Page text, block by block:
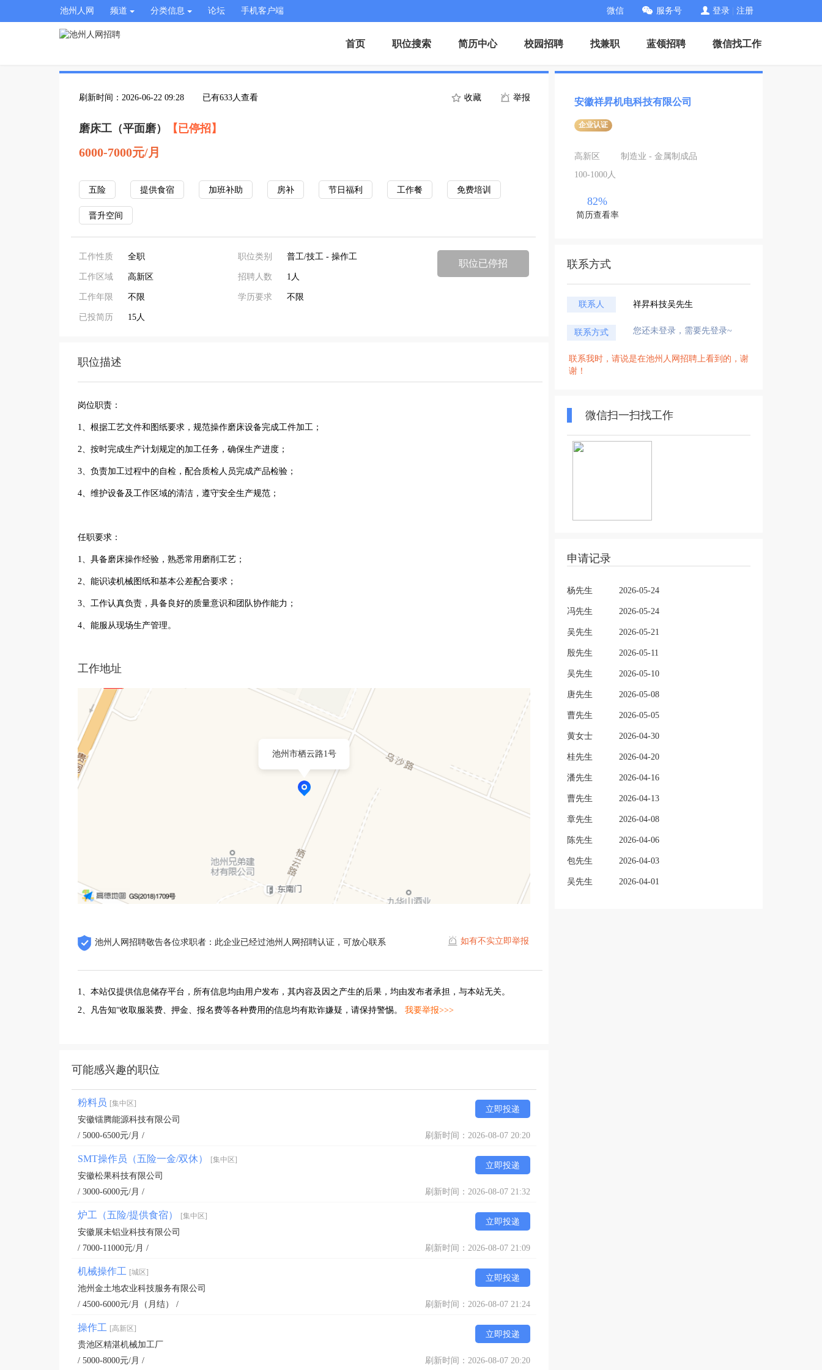
池州人网 频道 分类信息 论坛 手机客户端 微信 服务号 登录 注册
首页 职位搜索 简历中心 校园招聘 找兼职 蓝领招聘 微信找工作
刷新时间：2026-06-22 09:28 已有633人查看 收藏 举报
磨床工（平面磨） 【已停招】
6000-7000元/月
五险 提供食宿 加班补助 房补 节日福利 工作餐 免费培训
晋升空间
工作性质 全职
工作区域 高新区
工作年限 不限
已投简历 15人
职位类别 普工/技工 - 操作工
招聘人数 1人
学历要求 不限
职位已停招
职位描述
岗位职责：
1、根据工艺文件和图纸要求，规范操作磨床设备完成工件加工；
2、按时完成生产计划规定的加工任务，确保生产进度；
3、负责加工过程中的自检，配合质检人员完成产品检验；
4、维护设备及工作区域的清洁，遵守安全生产规范；
任职要求：
1、具备磨床操作经验，熟悉常用磨削工艺；
2、能识读机械图纸和基本公差配合要求；
3、工作认真负责，具备良好的质量意识和团队协作能力；
4、能服从现场生产管理。
工作地址
池州市栖云路1号
池州人网招聘敬告各位求职者：此企业已经过池州人网招聘认证，可放心联系 如有不实立即举报
1、本站仅提供信息储存平台，所有信息均由用户发布，其内容及因之产生的后果，均由发布者承担，与本站无关。
2、凡告知“收取服装费、押金、报名费等各种费用的信息均有欺诈嫌疑，请保持警惕。 我要举报>>>
可能感兴趣的职位
粉料员 [集中区]
立即投递
安徽镭腾能源科技有限公司
/ 5000-6500元/月 /
刷新时间：2026-08-07 20:20
SMT操作员（五险一金/双休） [集中区]
立即投递
安徽松果科技有限公司
/ 3000-6000元/月 /
刷新时间：2026-08-07 21:32
炉工（五险/提供食宿） [集中区]
立即投递
安徽展未铝业科技有限公司
/ 7000-11000元/月 /
刷新时间：2026-08-07 21:09
机械操作工 [城区]
立即投递
池州金土地农业科技服务有限公司
/ 4500-6000元/月（月结） /
刷新时间：2026-08-07 21:24
操作工 [高新区]
立即投递
贵池区精湛机械加工厂
/ 5000-8000元/月 /
刷新时间：2026-08-07 20:20
安徽祥昇机电科技有限公司
企业认证
高新区
制造业 - 金属制成品
100-1000人
82%
简历查看率
联系方式
联系人 祥昇科技吴先生
联系方式 您还未登录，需要先登录~
联系我时，请说是在池州人网招聘上看到的，谢
谢！
微信扫一扫找工作
申请记录
杨先生 2026-05-24
冯先生 2026-05-24
吴先生 2026-05-21
殷先生 2026-05-11
吴先生 2026-05-10
唐先生 2026-05-08
曹先生 2026-05-05
黄女士 2026-04-30
桂先生 2026-04-20
潘先生 2026-04-16
曹先生 2026-04-13
章先生 2026-04-08
陈先生 2026-04-06
包先生 2026-04-03
吴先生 2026-04-01